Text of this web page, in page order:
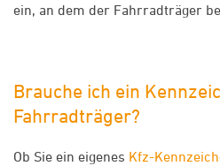
ein, an dem der Fahrradträger
Brauche ich ein
Fahrradträger?
Ob Sie ein eigenes Kfz-